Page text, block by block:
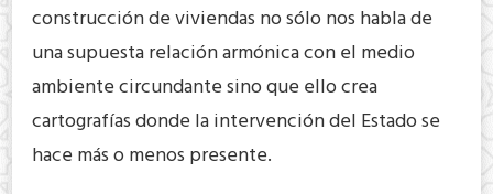
construcción de viviendas no sólo nos habla de
una supuesta relación armónica con el medio
ambiente circundante sino que ello crea
cartografías donde la intervención del Estado se
hace más o menos presente.